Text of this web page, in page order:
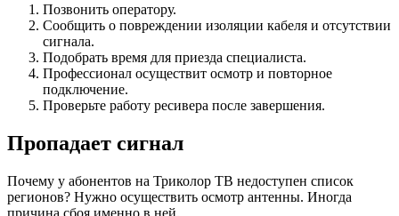
Позвонить оператору.
Сообщить о повреждении изоляции кабеля и отсутствии
сигнала.
Подобрать время для приезда специалиста.
Профессионал осуществит осмотр и повторное
подключение.
Проверьте работу ресивера после завершения.
Пропадает сигнал
Почему у абонентов на Триколор ТВ недоступен список
регионов? Нужно осуществить осмотр антенны. Иногда
причина сбоя именно в ней.